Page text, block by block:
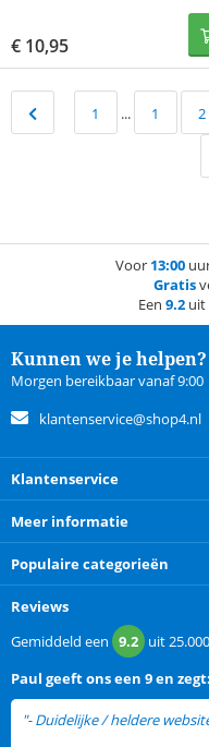
€ 10,95
1 ... 1 2
Voor 13:00
Gratis
Een 9.2 uit
Kunnen we je helpen?
Morgen bereikbaar vanaf 9:00
klantenservice@shop4.nl
Klantenservice
Meer informatie
Populaire categorieën
Reviews
Gemiddeld een 9.2 uit
Paul geeft ons een 9 en zegt:
"- Duidelijke / heldere